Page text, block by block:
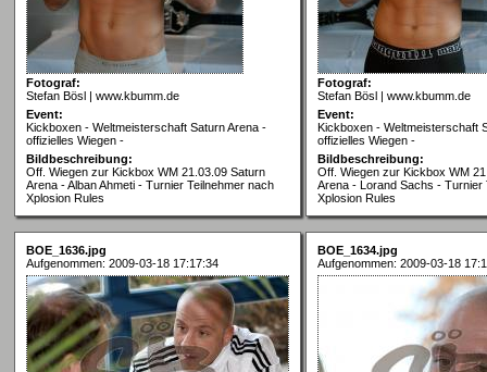
Fotograf:
Stefan Bösl | www.kbumm.de
Event:
Kickboxen - Weltmeisterschaft Saturn Arena -
offizielles Wiegen -
Bildbeschreibung:
Off. Wiegen zur Kickbox WM 21.03.09 Saturn
Arena - Alban Ahmeti - Turnier Teilnehmer nach
Xplosion Rules
Fotograf:
Stefan Bösl | www.kbumm.de
Event:
Kickboxen - Weltmeisterschaft
offizielles Wiegen -
Bildbeschreibung:
Off. Wiegen zur Kickbox WM
Arena - Lorand Sachs - Turnier
Xplosion Rules
BOE_1636.jpg
Aufgenommen: 2009-03-18 17:17:34
BOE_1634.jpg
Aufgenommen: 2009-03-18